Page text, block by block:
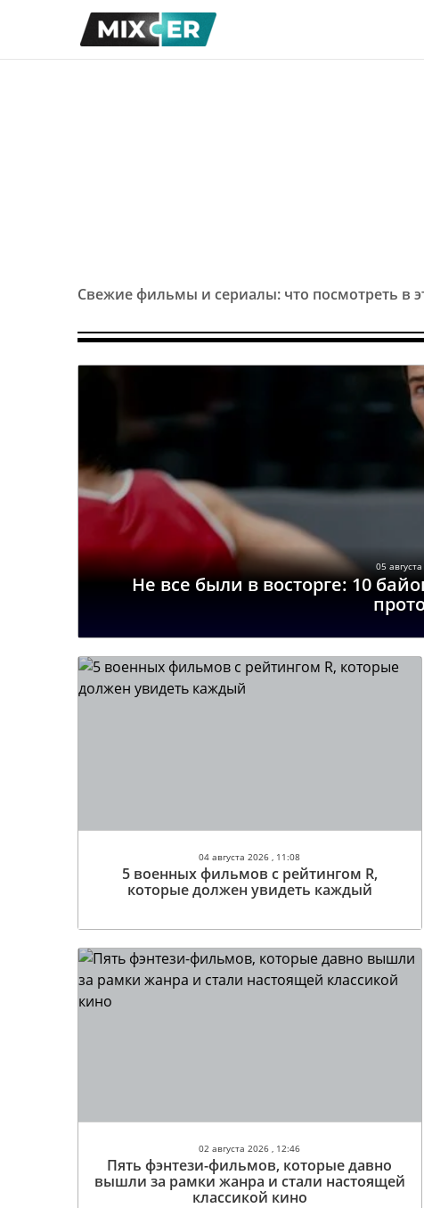
Свежие фильмы и сериалы: что посмотреть в
05
Не все были в восторге: 10
04 августа 2026 , 11:08
5 военных фильмов с рейтингом R,
которые должен увидеть каждый
02 августа 2026 , 12:46
Пять фэнтези-фильмов, которые давно
вышли за рамки жанра и стали настоящей
классикой кино